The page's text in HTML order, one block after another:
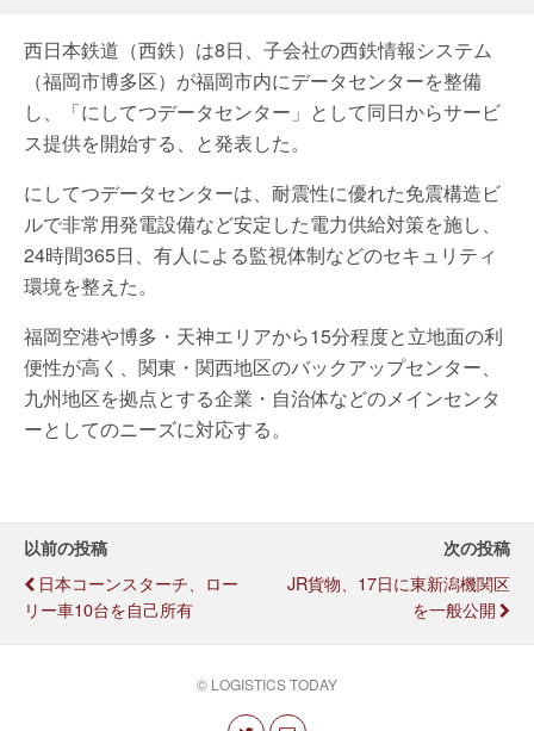
西日本鉄道（西鉄）は8日、子会社の西鉄情報システム
（福岡市博多区）が福岡市内にデータセンターを整備
し、「にしてつデータセンター」として同日からサービ
ス提供を開始する、と発表した。
にしてつデータセンターは、耐震性に優れた免震構造ビ
ルで非常用発電設備など安定した電力供給対策を施し、
24時間365日、有人による監視体制などのセキュリティ
環境を整えた。
福岡空港や博多・天神エリアから15分程度と立地面の利
便性が高く、関東・関西地区のバックアップセンター、
九州地区を拠点とする企業・自治体などのメインセンタ
ーとしてのニーズに対応する。
以前の投稿
日本コーンスターチ、ロー
リー車10台を自己所有
次の投稿
JR貨物、17日に東新潟機関区
を一般公開
© LOGISTICS TODAY